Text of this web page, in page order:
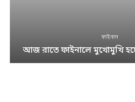
ফাইনাল
আজ রাতে ফাইনালে মুখোমুখি